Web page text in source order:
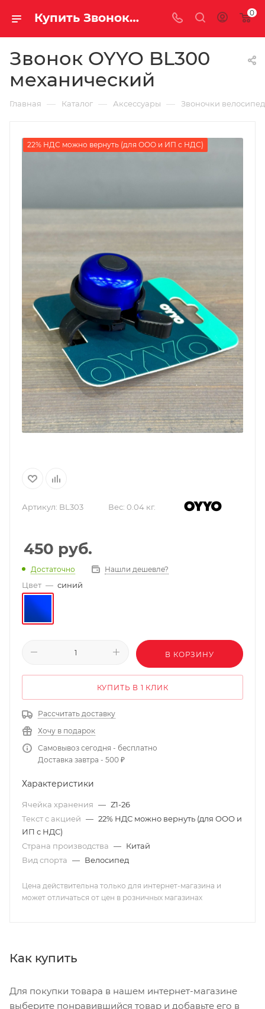
Купить Звонок OYYO BL300 механический за рублей, а со скидкой 0
Звонок OYYO BL300
механический
Главная — Каталог — Аксессуары — Звоночки
22% НДС можно вернуть (для ООО и ИП с НДС)
Артикул: BL303 Вес: 0.04 кг.
450 руб.
Достаточно Нашли дешевле?
Цвет — синий
В КОРЗИНУ
КУПИТЬ В 1 КЛИК
Рассчитать доставку
Хочу в подарок
Самовывоз сегодня - бесплатно
Доставка завтра - 500 ₽
Характеристики
Ячейка хранения — Z1-26
Текст с акцией — 22% НДС можно вернуть (для ООО и
ИП с НДС)
Страна производства — Китай
Вид спорта — Велосипед
Цена действительна только для интернет-магазина и
может отличаться от цен в розничных магазинах
Как купить
Для покупки товара в нашем интернет-магазине
выберите понравившийся товар и добавьте его в